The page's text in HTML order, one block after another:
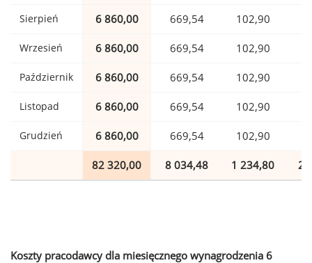
Sierpień 6 860,00 669,54 102,90
Wrzesień 6 860,00 669,54 102,90
Październik 6 860,00 669,54 102,90
Listopad 6 860,00 669,54 102,90
Grudzień 6 860,00 669,54 102,90
82 320,00 8 034,48 1 234,80 2
Koszty pracodawcy dla miesięcznego wynagrodzenia 6